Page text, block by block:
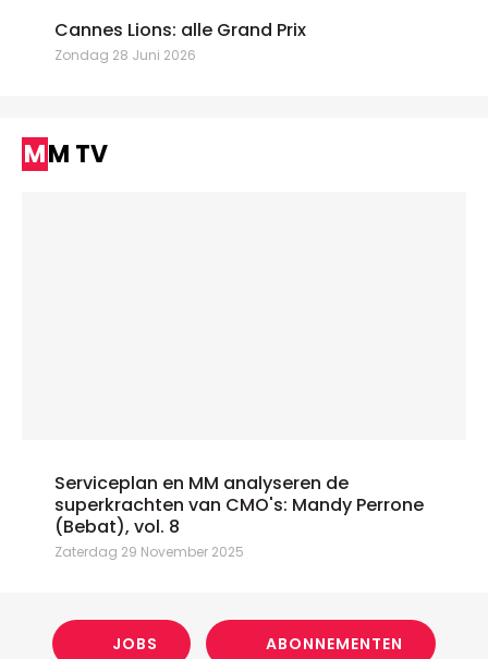
Cannes Lions: alle Grand Prix
Zondag 28 Juni 2026
MM TV
Serviceplan en MM analyseren de
superkrachten van CMO's: Mandy Perrone
(Bebat), vol. 8
Zaterdag 29 November 2025
JOBS ABONNEMENTEN